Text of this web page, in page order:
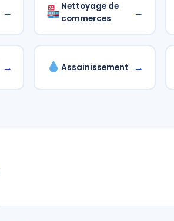
→
Nettoyage de
commerces
→
→ Assainissement →